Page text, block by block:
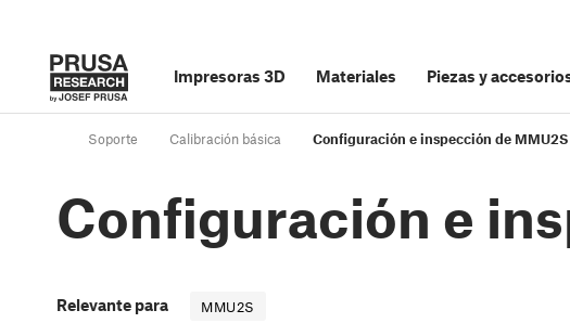
Impresoras 3D Materiales Piezas y
Soporte Calibración básica Configuración e inspección de MMU2S
Configuración e
Relevante para MMU2S